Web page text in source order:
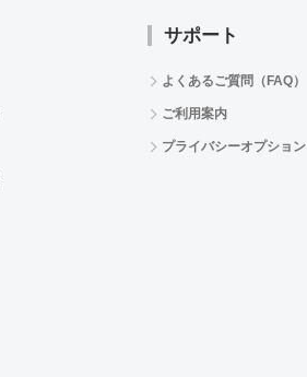
サポート
よくあるご質問（FAQ）
ご利用案内
プライバシーオプション